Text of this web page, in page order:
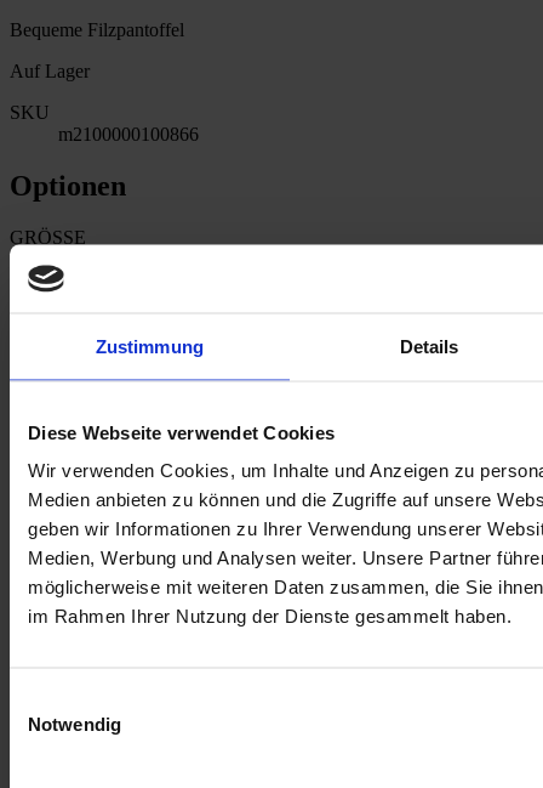
Zustimmung Details
Diese Webseite verwendet Cookies
Wir verwenden Cookies, um Inhalte und Anzeigen zu
Medien anbieten zu können und die Zugriffe auf unsere
geben wir Informationen zu Ihrer Verwendung unserer
Medien, Werbung und Analysen weiter. Unsere Partner
möglicherweise mit weiteren Daten zusammen, die Sie
im Rahmen Ihrer Nutzung der Dienste gesammelt haben.
Notwendig
Bequeme Filzpantoffel
Auf Lager
SKU
m2100000100866
Optionen
GRÖSSE
32,90 €
In den Warenkorb
Beschreibung
Beschreibung /Filzpantoffel HASLACH
(grün)
Die Filzpantoffel Haslach wurden hergestellt von unseren Partner:innen von
Manufaktur Haslach .